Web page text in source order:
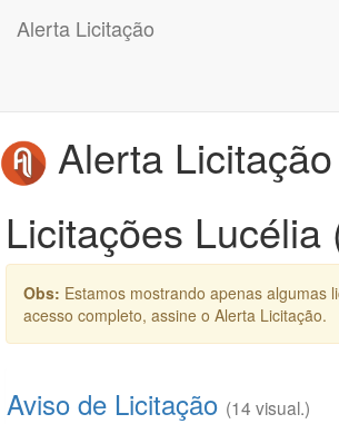
Alerta Licitação
Alerta Licitação
Licitações Lucélia
Obs: Estamos mostrando apenas algumas
acesso completo, assine o Alerta Licitação.
Aviso de Licitação (14 visual.)